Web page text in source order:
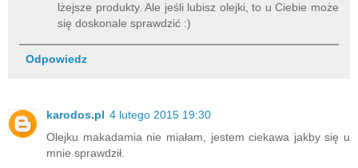
lżejsze produkty. Ale jeśli lubisz olejki, to u Ciebie może
się doskonale sprawdzić :)
Odpowiedz
karodos.pl 4 lutego 2015 19:30
Olejku makadamia nie miałam, jestem ciekawa jakby się u
mnie sprawdził.